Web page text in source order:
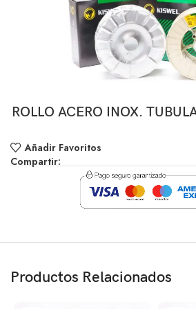
ROLLO ACERO INOX.
Añadir Favoritos
Compartir:
Productos Relacionados